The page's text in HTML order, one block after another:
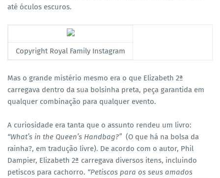
até óculos escuros.
Copyright Royal Family Instagram
Mas o grande mistério mesmo era o que Elizabeth 2ª
carregava dentro da sua bolsinha preta, peça garantida em
qualquer combinação para qualquer evento.
A curiosidade era tanta que o assunto rendeu um livro:
“What’s in the Queen’s Handbag?” (O que há na bolsa da
rainha?, em tradução livre). De acordo com o autor, Phil
Dampier, Elizabeth 2ª carregava diversos itens, incluindo
petiscos para cachorro. “Petiscos para os seus amados